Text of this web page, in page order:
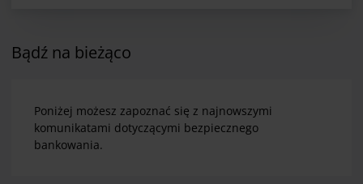
Bądź na bieżąco
Poniżej możesz zapoznać się z najnowszymi
komunikatami dotyczącymi bezpiecznego
bankowania.